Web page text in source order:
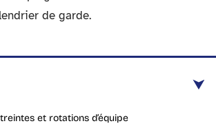
de garde.
et rotations d’équipe